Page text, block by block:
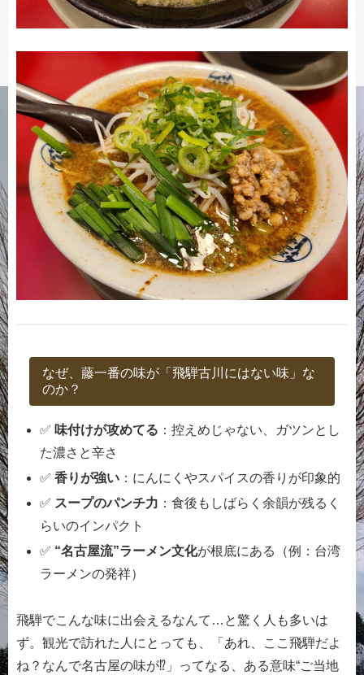
なぜ、藤一番の味が「飛騨古川にはない味」な
のか？
✅ 味付けが攻めてる ：控えめじゃない、ガツンとし
た濃さと辛さ
✅香りが強い ：にんにくやスパイスの香りが印象的
✅ スープのパンチ力 ：食後もしばらく余韻が残るく
らいのインパクト
✅ “名古屋流”ラーメン文化が根底にある（例：台湾
ラーメンの発祥）
飛騨でこんな味に出会えるなんて…と驚く人も多いは
ず。観光で訪れた人にとっても、「あれ、ここ飛騨だよ
ね？なんで名古屋の味が⁉」ってなる、ある意味“ご当地